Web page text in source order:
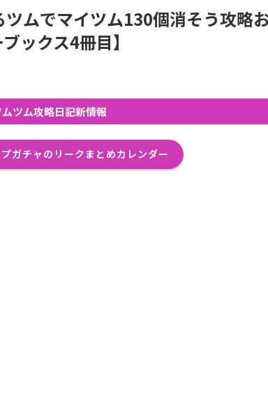
ツムでマイツム130個消そう攻略
ックス4冊目】
ムツム攻略日記新情報
ガチャのリークまとめカレンダー